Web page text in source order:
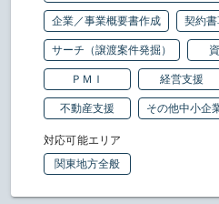
企業／事業概要書作成 契約
サーチ（譲渡案件発掘）
ＰＭＩ 経営支援
不動産支援 その他中小企
対応可能エリア
関東地方全般